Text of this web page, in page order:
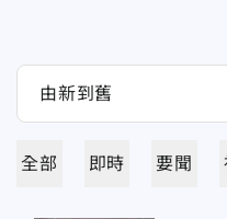
全部 即時 要聞